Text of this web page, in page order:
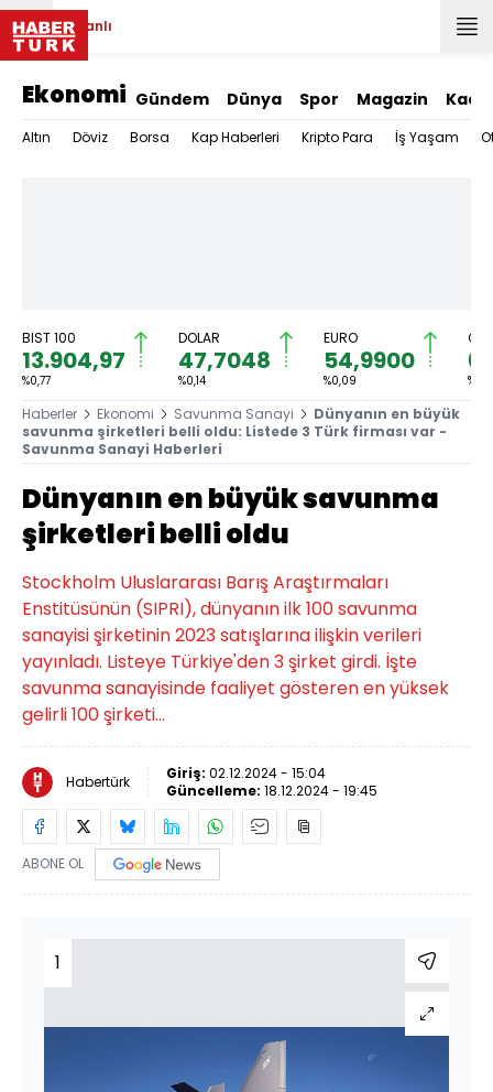
Canlı
Ekonomi Gündem Dünya Spor Magazin
Altın Döviz Borsa Kap Haberleri Kripto Para İş Yaşam
BIST 100
13.904,97
%0,77
DOLAR
47,7048
%0,14
EURO
54,9900
%0,09
Haberler Ekonomi Savunma Sanayi
Dünyanın en büyük
savunma şirketleri belli oldu: Listede 3 Türk firması var -
Savunma Sanayi Haberleri
Dünyanın en büyük savunma
şirketleri belli oldu
Stockholm Uluslararası Barış Araştırmaları
Enstitüsünün (SIPRI), dünyanın ilk 100 savunma
sanayisi şirketinin 2023 satışlarına ilişkin verileri
yayınladı. Listeye Türkiye'den 3 şirket girdi. İşte
savunma sanayisinde faaliyet gösteren en yüksek
gelirli 100 şirketi...
Habertürk Giriş: 02.12.2024 - 15:04
Güncelleme: 18.12.2024 - 19:45
ABONE OL
1